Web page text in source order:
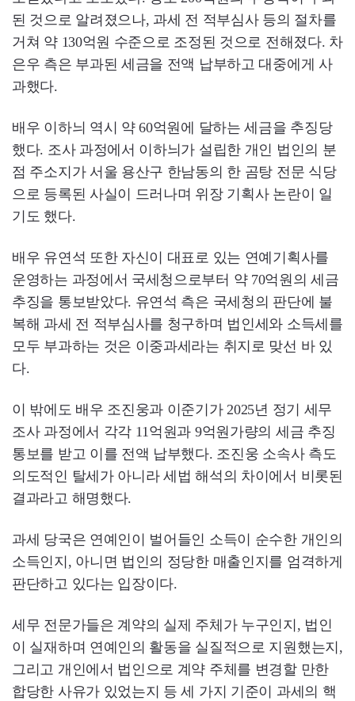
된 것으로 알려졌으나, 과세 전 적부심사 등의 절차를
거쳐 약 130억원 수준으로 조정된 것으로 전해졌다. 차
은우 측은 부과된 세금을 전액 납부하고 대중에게 사
과했다.
배우 이하늬 역시 약 60억원에 달하는 세금을 추징당
했다. 조사 과정에서 이하늬가 설립한 개인 법인의 분
점 주소지가 서울 용산구 한남동의 한 곰탕 전문 식당
으로 등록된 사실이 드러나며 위장 기획사 논란이 일
기도 했다.
배우 유연석 또한 자신이 대표로 있는 연예기획사를
운영하는 과정에서 국세청으로부터 약 70억원의 세금
추징을 통보받았다. 유연석 측은 국세청의 판단에 불
복해 과세 전 적부심사를 청구하며 법인세와 소득세를
모두 부과하는 것은 이중과세라는 취지로 맞선 바 있
다.
이 밖에도 배우 조진웅과 이준기가 2025년 정기 세무
조사 과정에서 각각 11억원과 9억원가량의 세금 추징
통보를 받고 이를 전액 납부했다. 조진웅 소속사 측도
의도적인 탈세가 아니라 세법 해석의 차이에서 비롯된
결과라고 해명했다.
과세 당국은 연예인이 벌어들인 소득이 순수한 개인의
소득인지, 아니면 법인의 정당한 매출인지를 엄격하게
판단하고 있다는 입장이다.
세무 전문가들은 계약의 실제 주체가 누구인지, 법인
이 실재하며 연예인의 활동을 실질적으로 지원했는지,
그리고 개인에서 법인으로 계약 주체를 변경할 만한
합당한 사유가 있었는지 등 세 가지 기준이 과세의 핵